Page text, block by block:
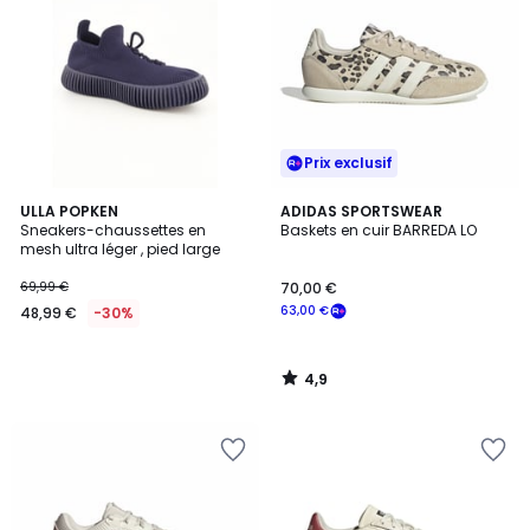
ULLA POPKEN
Sneakers-chaussettes en
mesh ultra léger , pied large
€
au
appliquée.
69,99 €
48,99 € -30%
Prix exclusif
ADIDAS SPORTSWEAR
Baskets en cuir BARREDA LO
63,00 €
70,00 €
4,9
/ 5
4,9
/